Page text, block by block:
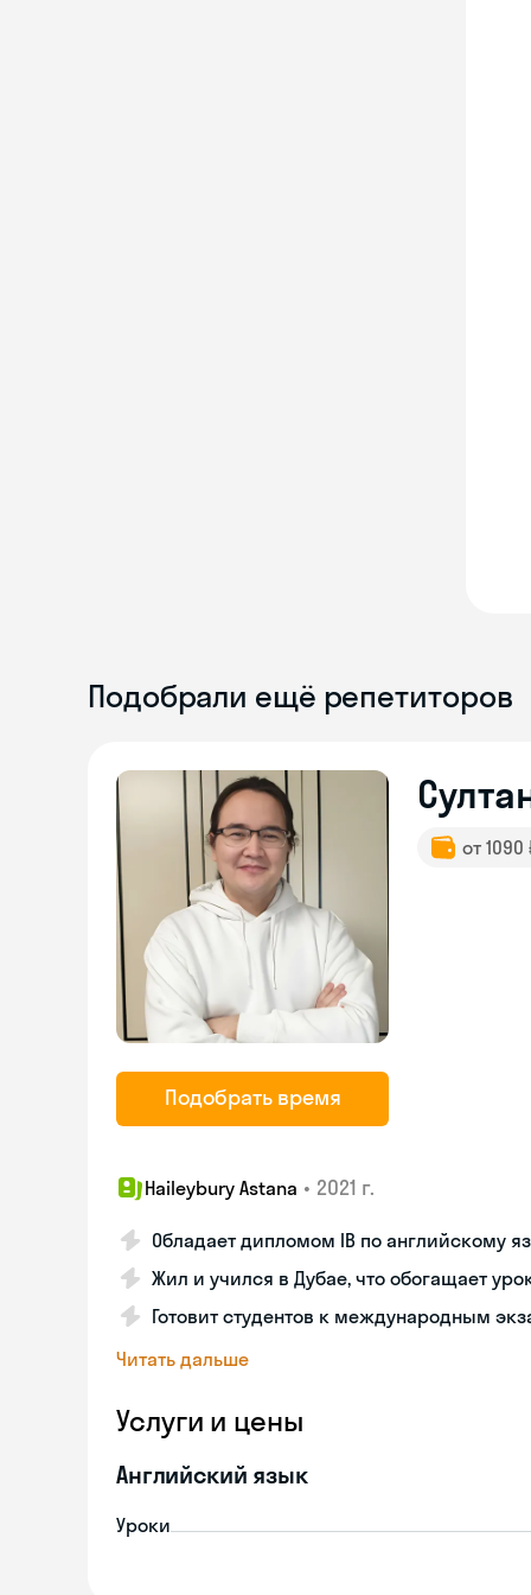
Подобрали ещё репетиторов
Подобрать время
от
Haileybury Astana • 2021 г.
Обладает дипломом IB по английскому
Жил и учился в Дубае, что обогащает
Готовит студентов к международным
Читать дальше
Услуги и цены
Английский язык
Уроки